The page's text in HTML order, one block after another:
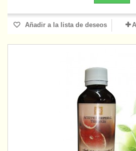
Añadir a la lista de deseos